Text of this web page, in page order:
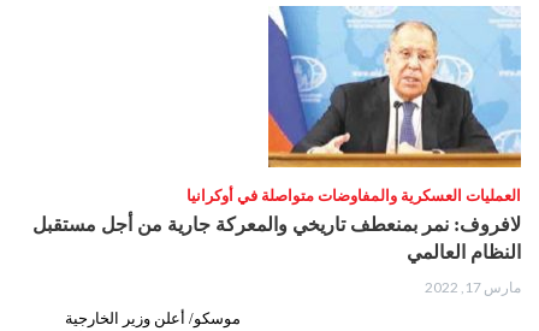
العمليات العسكرية والمفاوضات متواصلة في أوكرانيا
لافروف: نمر بمنعطف تاريخي والمعركة جارية من أجل مستقبل
النظام العالمي
مارس 17, 2022
موسكو/ أعلن وزير الخارجية